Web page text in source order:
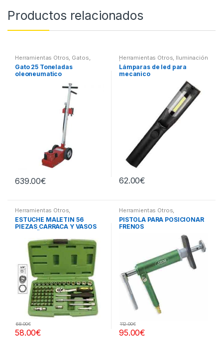
Productos relacionados
Herramientas Otros, Gatos,
Soportes y Hidraulica
Gato 25 Toneladas
oleoneumatico
639.00€
Herramientas Otros, Iluminación
| Linternas Led
Lámparas de led para
mecanico
62.00€
Herramientas Otros,
Herramientas De Mano,
Herramientas De Mano,
Maletines Herramientas,
Extractores, Compresímetros,
ESTUCHE MALETIN 56
PIEZAS CARRACA Y VASOS
58.00€
68.00€
Herramientas Otros,
Herramientas Frenos y
Refrigeración
PISTOLA PARA POSICIONAR
FRENOS
95.00€
112.00€